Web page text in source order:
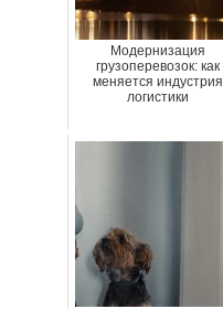
Модернизация
грузоперевозок: как
меняется индустрия
логистики